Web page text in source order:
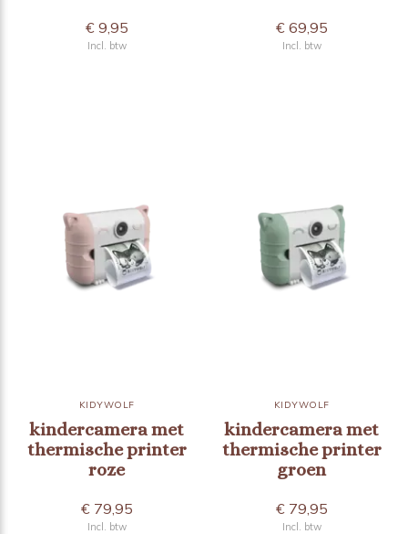
€ 9,95
Incl. btw
€ 69,95
Incl. btw
KIDYWOLF
kindercamera met
thermische printer
roze
€ 79,95
Incl. btw
KIDYWOLF
kindercamera met
thermische printer
groen
€ 79,95
Incl. btw